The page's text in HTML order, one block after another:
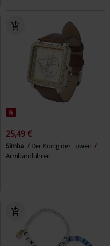
%
25,49 €
Simba
Der König der Löwen
Armbanduhren